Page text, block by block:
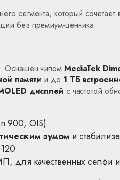
сегмента, который
без премиум-ценника.
: Оснащён чипом MediaTek
памяти и до 1 ТБ
дисплей с частотой
900, OIS)
зумом и
для качественных селфи